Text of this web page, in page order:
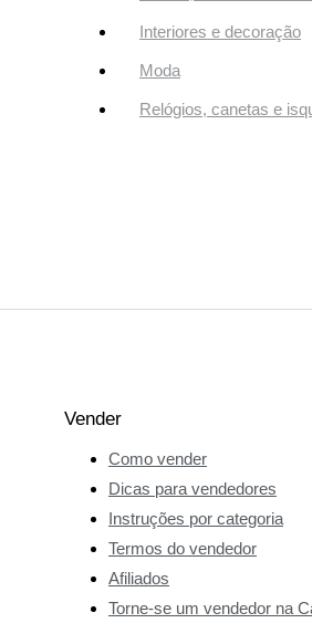
Interiores e decoração
Moda
Relógios, canetas e
Vender
Como vender
Dicas para vendedores
Instruções por categoria
Termos do vendedor
Afiliados
Torne-se um vendedor na